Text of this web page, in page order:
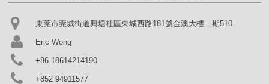
東莞市莞城街道興塘社區東城西路181號金澳大樓二期510
Eric Wong
+86 18614214190
+852 94911577